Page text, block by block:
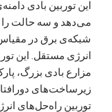
می‌دهد و سه حالت را
شبکه‌ی برق در مقیاس
انرژی مستقل. این
مزارع بادی بزرگ،
زیرساخت‌های
توربین راه‌حل‌های